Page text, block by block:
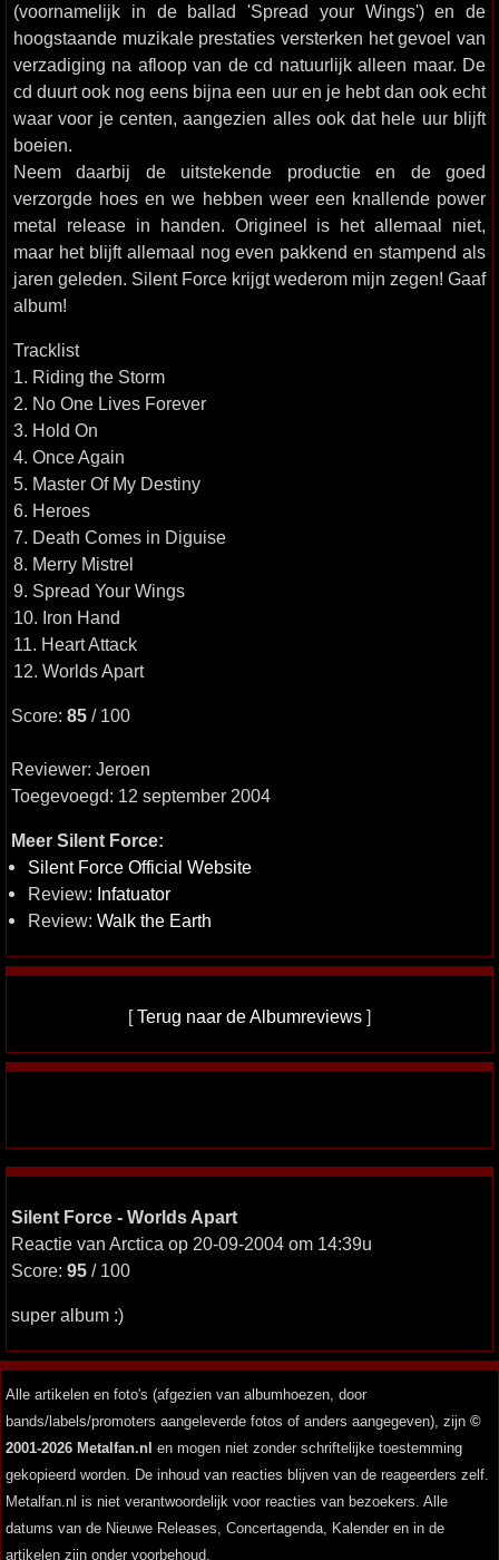
(voornamelijk in de ballad 'Spread your Wings') en de
hoogstaande muzikale prestaties versterken het gevoel van
verzadiging na afloop van de cd natuurlijk alleen maar. De
cd duurt ook nog eens bijna een uur en je hebt dan ook echt
waar voor je centen, aangezien alles ook dat hele uur blijft
boeien.
Neem daarbij de uitstekende productie en de goed
verzorgde hoes en we hebben weer een knallende power
metal release in handen. Origineel is het allemaal niet,
maar het blijft allemaal nog even pakkend en stampend als
jaren geleden. Silent Force krijgt wederom mijn zegen! Gaaf
album!
Tracklist
1. Riding the Storm
2. No One Lives Forever
3. Hold On
4. Once Again
5. Master Of My Destiny
6. Heroes
7. Death Comes in Diguise
8. Merry Mistrel
9. Spread Your Wings
10. Iron Hand
11. Heart Attack
12. Worlds Apart
Score: 85 / 100
Reviewer: Jeroen
Toegevoegd: 12 september 2004
Meer Silent Force:
Silent Force Official Website
Review: Infatuator
Review: Walk the Earth
[Terug naar de Albumreviews ]
Silent Force - Worlds Apart
Reactie van Arctica op 20-09-2004 om 14:39u
Score: 95 / 100
super album :)
Alle artikelen en foto's (afgezien van albumhoezen, door
bands/labels/promoters aangeleverde fotos of anders aangegeven), zijn ©
2001-2026 Metalfan.nl en mogen niet zonder schriftelijke toestemming
gekopieerd worden. De inhoud van reacties blijven van de reageerders zelf.
Metalfan.nl is niet verantwoordelijk voor reacties van bezoekers. Alle
datums van de Nieuwe Releases, Concertagenda, Kalender en in de
artikelen zijn onder voorbehoud.